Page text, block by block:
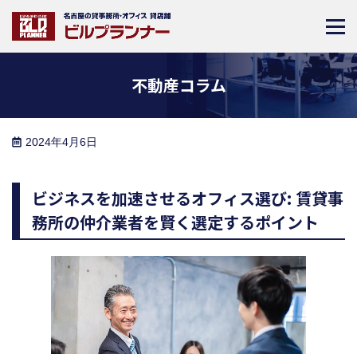
不動産コラム
2024年4月6日
ビジネスを加速させるオフィス選び: 賃貸事
務所の仲介業者を賢く選定するポイント